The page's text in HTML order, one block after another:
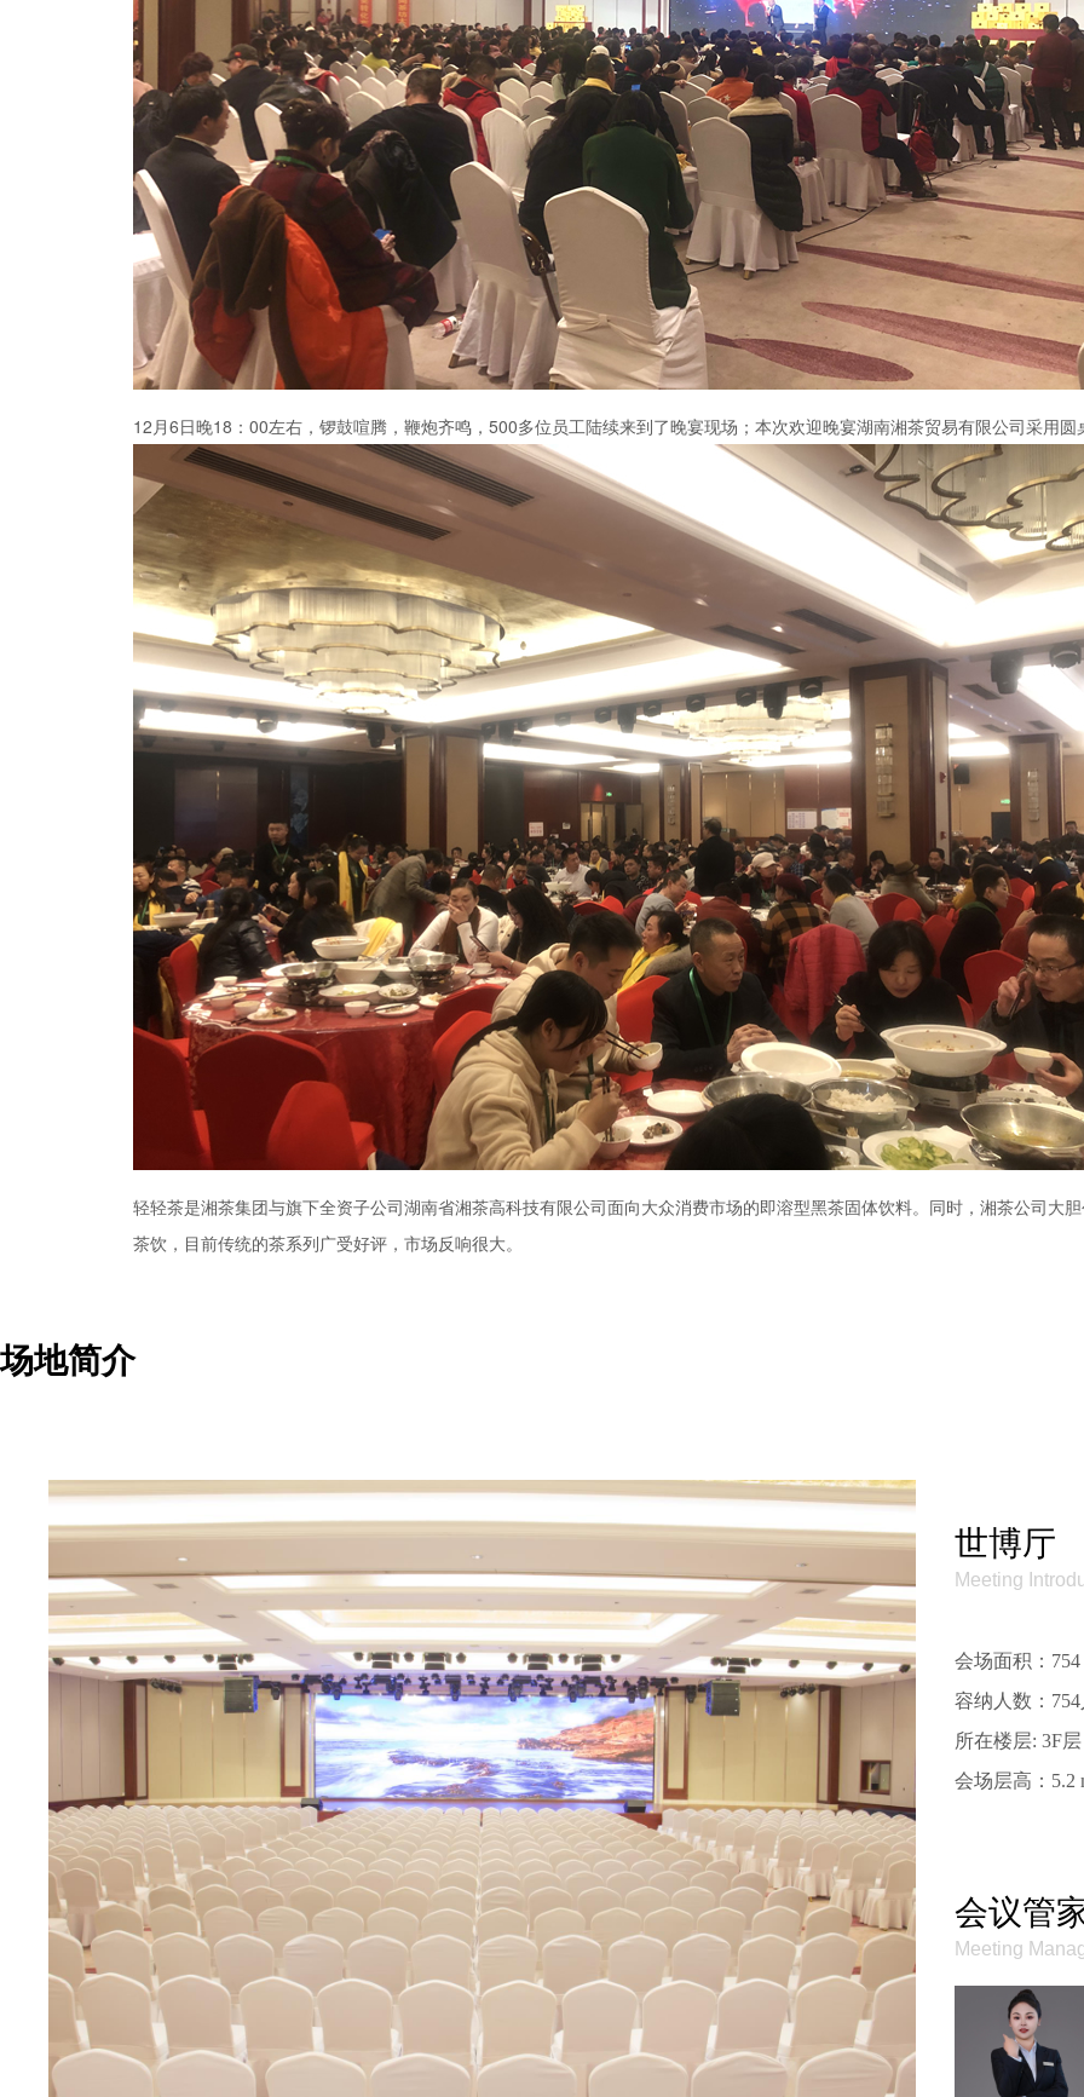
12月6日晚18：00左右，锣鼓喧腾，鞭炮齐鸣，500多位员工陆续来到了晚宴现场；本次欢迎晚宴湖南湘茶贸易有限公司采用
轻轻茶是湘茶集团与旗下全资子公司湖南省湘茶高科技有限公司面向大众消费市场的即溶型黑茶固体饮料。同时，湘茶公司大
茶饮，目前传统的茶系列广受好评，市场反响很大。
场地简介
世博厅
Meeting
会场面积：754
容纳人数：
所在楼层: 3F
会场层高：5.2
会议管
Meeting